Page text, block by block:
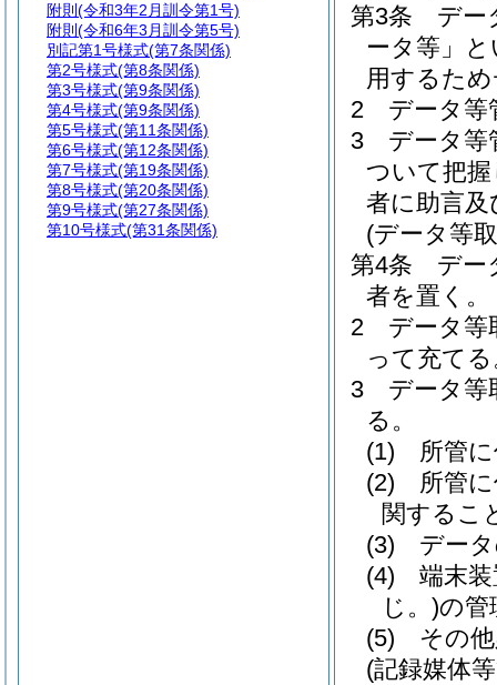
第3条
デー
ータ等」
用するた
2
データ等
3
データ等
ついて把
者に助言
(データ等
第4条
デー
者を置く。
2
データ等
って充て
3
データ等
る。
(1)
所管
(2)
所管
関するこ
(3)
デー
(4)
端末
じ。)の管
(5)
その
(記録媒体
附則 (令和3年2月訓令第1号)
附則 (令和6年3月訓令第5号)
別記第1号様式(第7条関係)
第2号様式(第8条関係)
第3号様式(第9条関係)
第4号様式(第9条関係)
第5号様式(第11条関係)
第6号様式(第12条関係)
第7号様式(第19条関係)
第8号様式(第20条関係)
第9号様式(第27条関係)
第10号様式(第31条関係)